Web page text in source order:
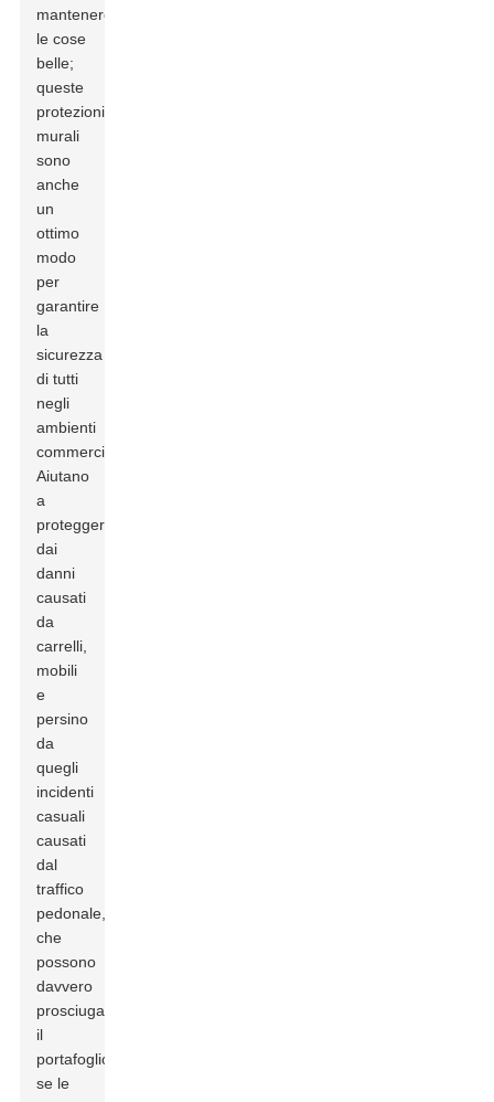
mantenere
le cose
belle;
queste
protezioni
murali
sono
anche
un
ottimo
modo
per
garantire
la
sicurezza
di tutti
negli
ambienti
commerciali.
Aiutano
a
proteggere
dai
danni
causati
da
carrelli,
mobili
e
persino
da
quegli
incidenti
casuali
causati
dal
traffico
pedonale,
che
possono
davvero
prosciugare
il
portafoglio
se le